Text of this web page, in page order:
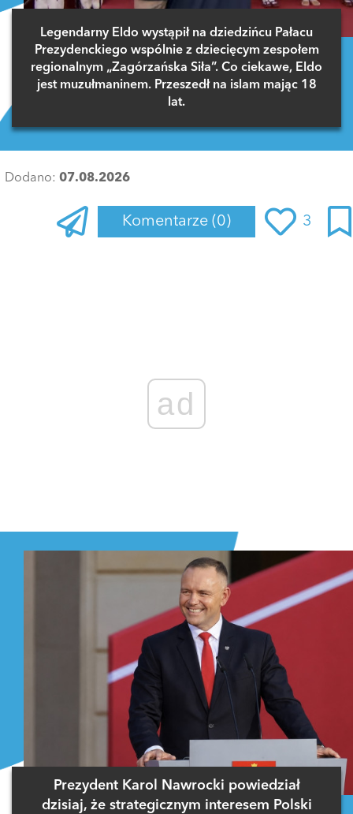
Legendarny Eldo wystąpił na dziedzińcu Pałacu
Prezydenckiego wspólnie z dziecięcym zespołem
regionalnym „Zagórzańska Siła”. Co ciekawe, Eldo
jest muzułmaninem. Przeszedł na islam mając 18
lat.
Dodano: 07.08.2026
Komentarze (0) 3
ad
Prezydent Karol Nawrocki powiedział
dzisiaj, że strategicznym interesem Polski